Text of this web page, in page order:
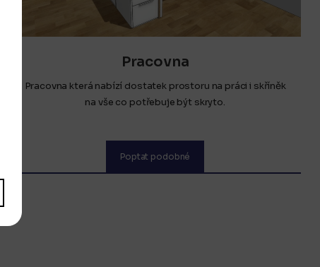
Pracovna
Pracovna která nabízí dostatek prostoru na práci i skříněk
na vše co potřebuje být skryto.
Poptat podobné